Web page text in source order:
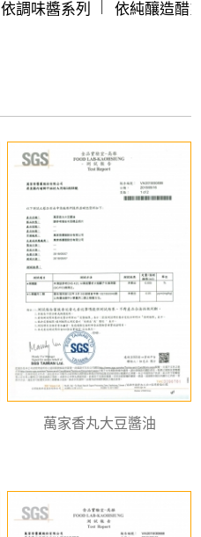
依調味醬系列 依純釀造醋
萬家香丸大豆醬油